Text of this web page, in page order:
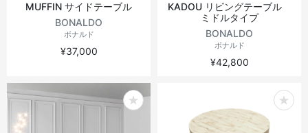
MUFFIN サイドテーブル
BONALDO
ボナルド
¥37,000
KADOU リビングテーブル
ミドルタイプ
BONALDO
ボナルド
¥42,800